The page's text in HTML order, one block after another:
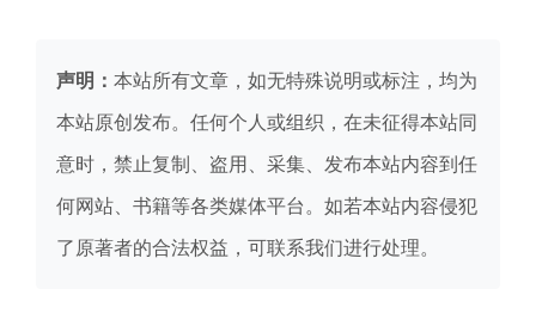
声明： 本站所有文章，如无特殊说明或标注，均为
本站原创发布。任何个人或组织，在未征得本站同
意时，禁止复制、盗用、采集、发布本站内容到任
何网站、书籍等各类媒体平台。如若本站内容侵犯
了原著者的合法权益，可联系我们进行处理。